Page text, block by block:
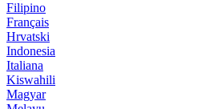
Filipino
Français
Hrvatski
Indonesia
Italiana
Kiswahili
Magyar